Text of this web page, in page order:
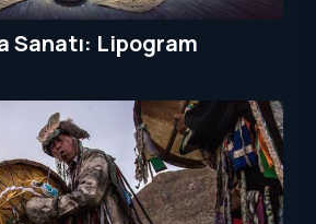
Sanatı: Lipogram